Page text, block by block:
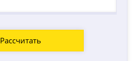
Рассчитать